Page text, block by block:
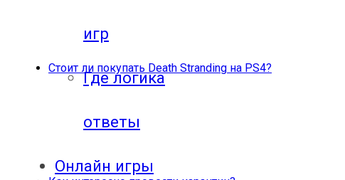
игр
Где логика
ответы
Онлайн игры
Стоит ли покупать Death Stranding на PS4?